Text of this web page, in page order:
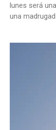
lunes será
una